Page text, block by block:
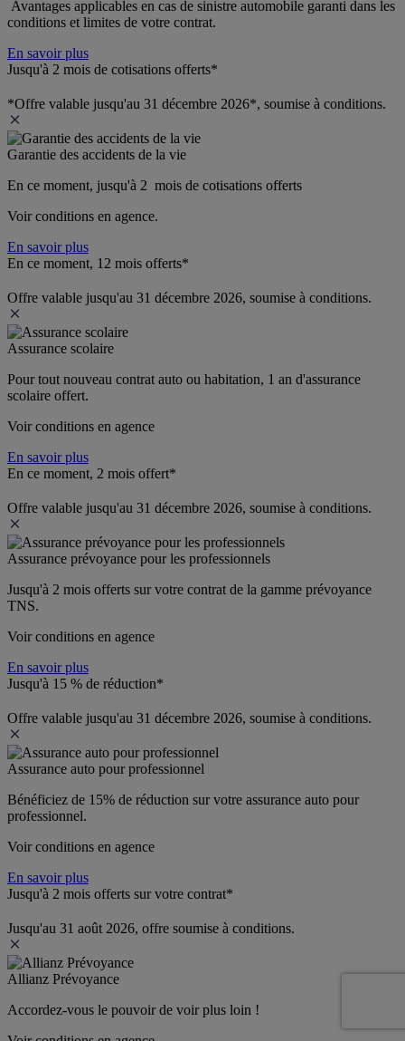
Avantages applicables en cas de sinistre automobile garanti dans les
conditions et limites de votre contrat.
En savoir plus
Jusqu'à 2 mois de cotisations offerts*
*Offre valable jusqu'au 31 décembre 2026*, soumise à conditions.
Garantie des accidents de la vie
En ce moment, jusqu'à 2  mois de cotisations offerts
Voir conditions en agence.
En savoir plus
En ce moment, 12 mois offerts*
Offre valable jusqu'au 31 décembre 2026, soumise à conditions.
Assurance scolaire
Pour tout nouveau contrat auto ou habitation, 1 an d'assurance
scolaire offert.
Voir conditions en agence
En savoir plus
En ce moment, 2 mois offert*
Offre valable jusqu'au 31 décembre 2026, soumise à conditions.
Assurance prévoyance pour les professionnels
Jusqu'à 2 mois offerts sur votre contrat de la gamme prévoyance
TNS.
Voir conditions en agence
En savoir plus
Jusqu'à 15 % de réduction*
Offre valable jusqu'au 31 décembre 2026, soumise à conditions.
Assurance auto pour professionnel
Bénéficiez de 15% de réduction sur votre assurance auto pour
professionnel.
Voir conditions en agence
En savoir plus
Jusqu'à 2 mois offerts sur votre contrat*
Jusqu'au 31 août 2026, offre soumise à conditions.
Allianz Prévoyance
Accordez-vous le pouvoir de voir plus loin !